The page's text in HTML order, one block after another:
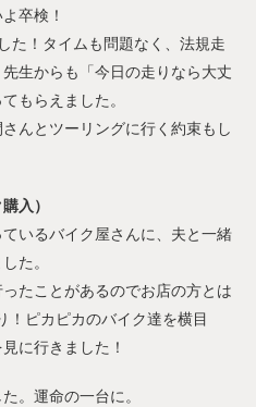
卒検！
た！タイムも問題なく、法規走
生からも「今日の走りなら大丈
もらえました。
んとツーリングに行く約束もし
入）
いるバイク屋さんに、夫と一緒
た。
たことがあるのでお店の方とは
！ピカピカのバイク達を横目
に行きました！
。運命の一台に。